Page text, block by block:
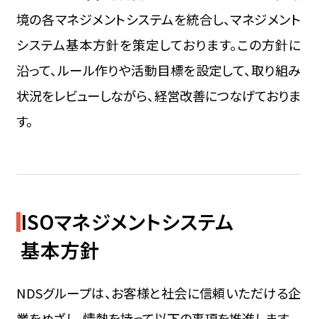
境の各マネジメントシステムを統合し、マネジメント
システム基本方針を策定しております。この方針に
沿って、ルール作りや活動目標を設定して、取り組み
状況をレビューしながら、経営改善につなげておりま
す。
ISOマネジメントシステム
基本方針
NDSグループは、お客様と社会に信頼いただける企